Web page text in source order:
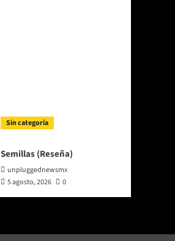
Sin categoría
Semillas (Reseña)
unpluggednewsmx
5 agosto, 2026
0